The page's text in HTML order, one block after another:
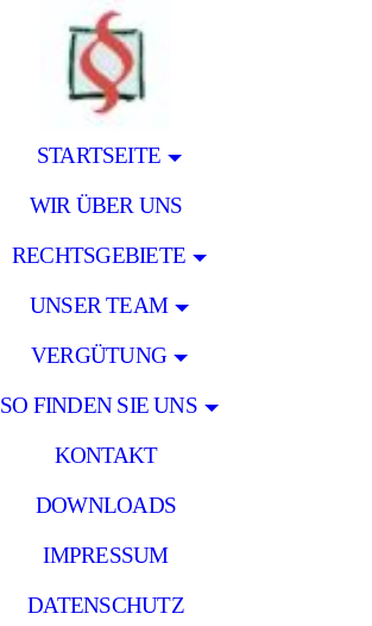
STARTSEITE
WIR ÜBER UNS
RECHTSGEBIETE
UNSER TEAM
VERGÜTUNG
SO FINDEN SIE UNS
KONTAKT
DOWNLOADS
IMPRESSUM
DATENSCHUTZ